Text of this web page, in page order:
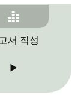
서 작성
▶